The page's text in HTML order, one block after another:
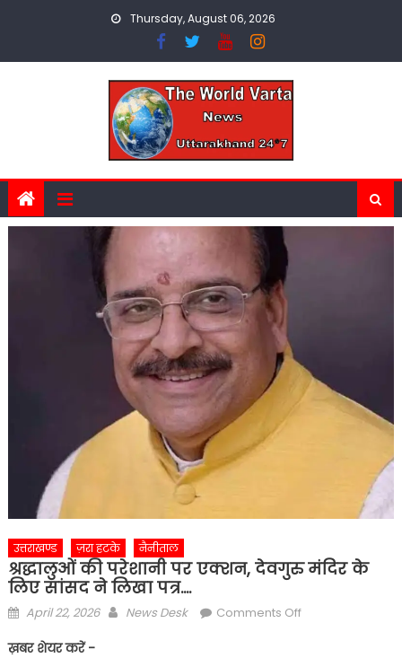
Thursday, August 06, 2026
उत्तराखण्ड ज़रा हटके नैनीताल
श्रद्धालुओं की परेशानी पर एक्शन, देवगुरु मंदिर के
लिए सांसद ने लिखा पत्र….
Posted
April 22, 2026 Author
News Desk Comments Offon
ख़बर शेयर करें -